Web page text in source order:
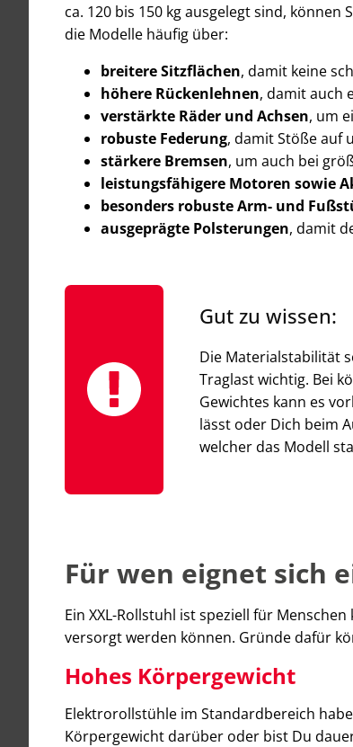
ca. 120 bis 150 kg ausgelegt sind,
die Modelle häufig über:
breitere Sitzflächen, damit keine
höhere Rückenlehnen, damit auch
verstärkte Räder und Achsen, um
robuste Federung, damit Stöße auf
stärkere Bremsen, um auch bei
leistungsfähigere Motoren sowie
besonders robuste Arm- und
ausgeprägte Polsterungen, damit
Gut zu wissen:
Die Materialstabilität
Traglast wichtig. Bei
Gewichtes kann es
lässt oder Dich beim
welcher das Modell
Für wen eignet sich
Ein XXL-Rollstuhl ist speziell für
versorgt werden können. Gründe dafür
Hohes Körpergewicht
Elektrorollstühle im Standardbereich
Körpergewicht darüber oder bist Du